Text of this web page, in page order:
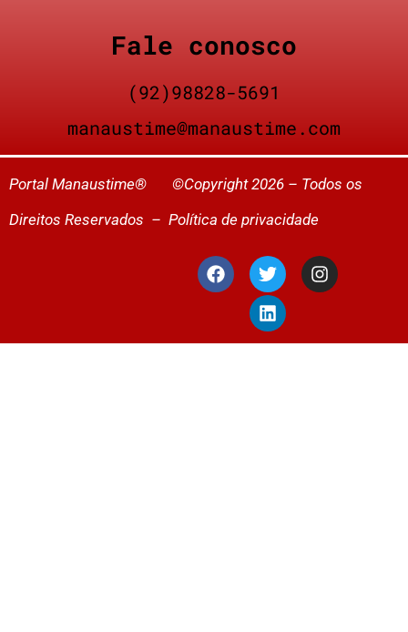
Fale conosco
(92)98828-5691
manaustime@manaustime.com
Portal Manaustime® ©Copyright 2026 – Todos os
Direitos Reservados – Política de privacidade